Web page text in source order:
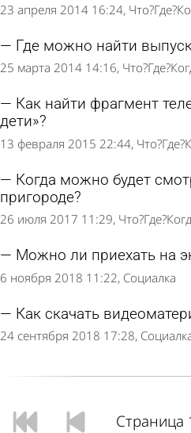
23 апреля 2014 16:24
Где можно найти
25 марта 2014 14:16
Как найти фрагмент
дети»?
13 февраля 2015 22:44
Когда можно будет
пригороде?
26 июля 2017 11:29
Можно ли приехать на
6 ноября 2018 11:22 Социалка
Как скачать
24 сентября 2018 17:28
Страница